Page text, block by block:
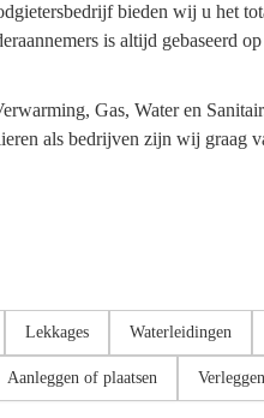
bieden wij u het
is altijd gebaseerd
Gas, Water en
als bedrijven zijn wij graag
Lekkages Waterleidingen
Aanleggen of plaatsen